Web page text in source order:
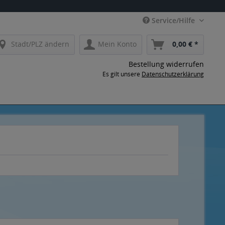
Service/Hilfe
Stadt/PLZ ändern Mein Konto 0,00 € *
Bestellung widerrufen
Es gilt unsere Datenschutzerklärung